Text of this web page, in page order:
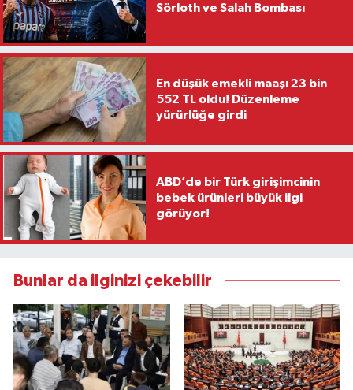
Sörloth ve Salah Bombası
En düşük emekli maaşı 23 bin
552 TL oldu! Düzenleme
yürürlüğe girdi
ABD’de bir Türk girişimcinin
bebek ürünleri büyük ilgi
görüyor!
Bunlar da ilginizi çekebilir